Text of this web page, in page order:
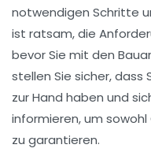
notwendigen Schritte
ist ratsam, die
bevor Sie mit den
stellen Sie sicher, dass
zur Hand haben und
informieren, um
zu garantieren.